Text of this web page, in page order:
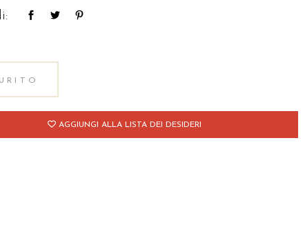
AGGIUNGI ALLA LISTA DEI DESIDERI